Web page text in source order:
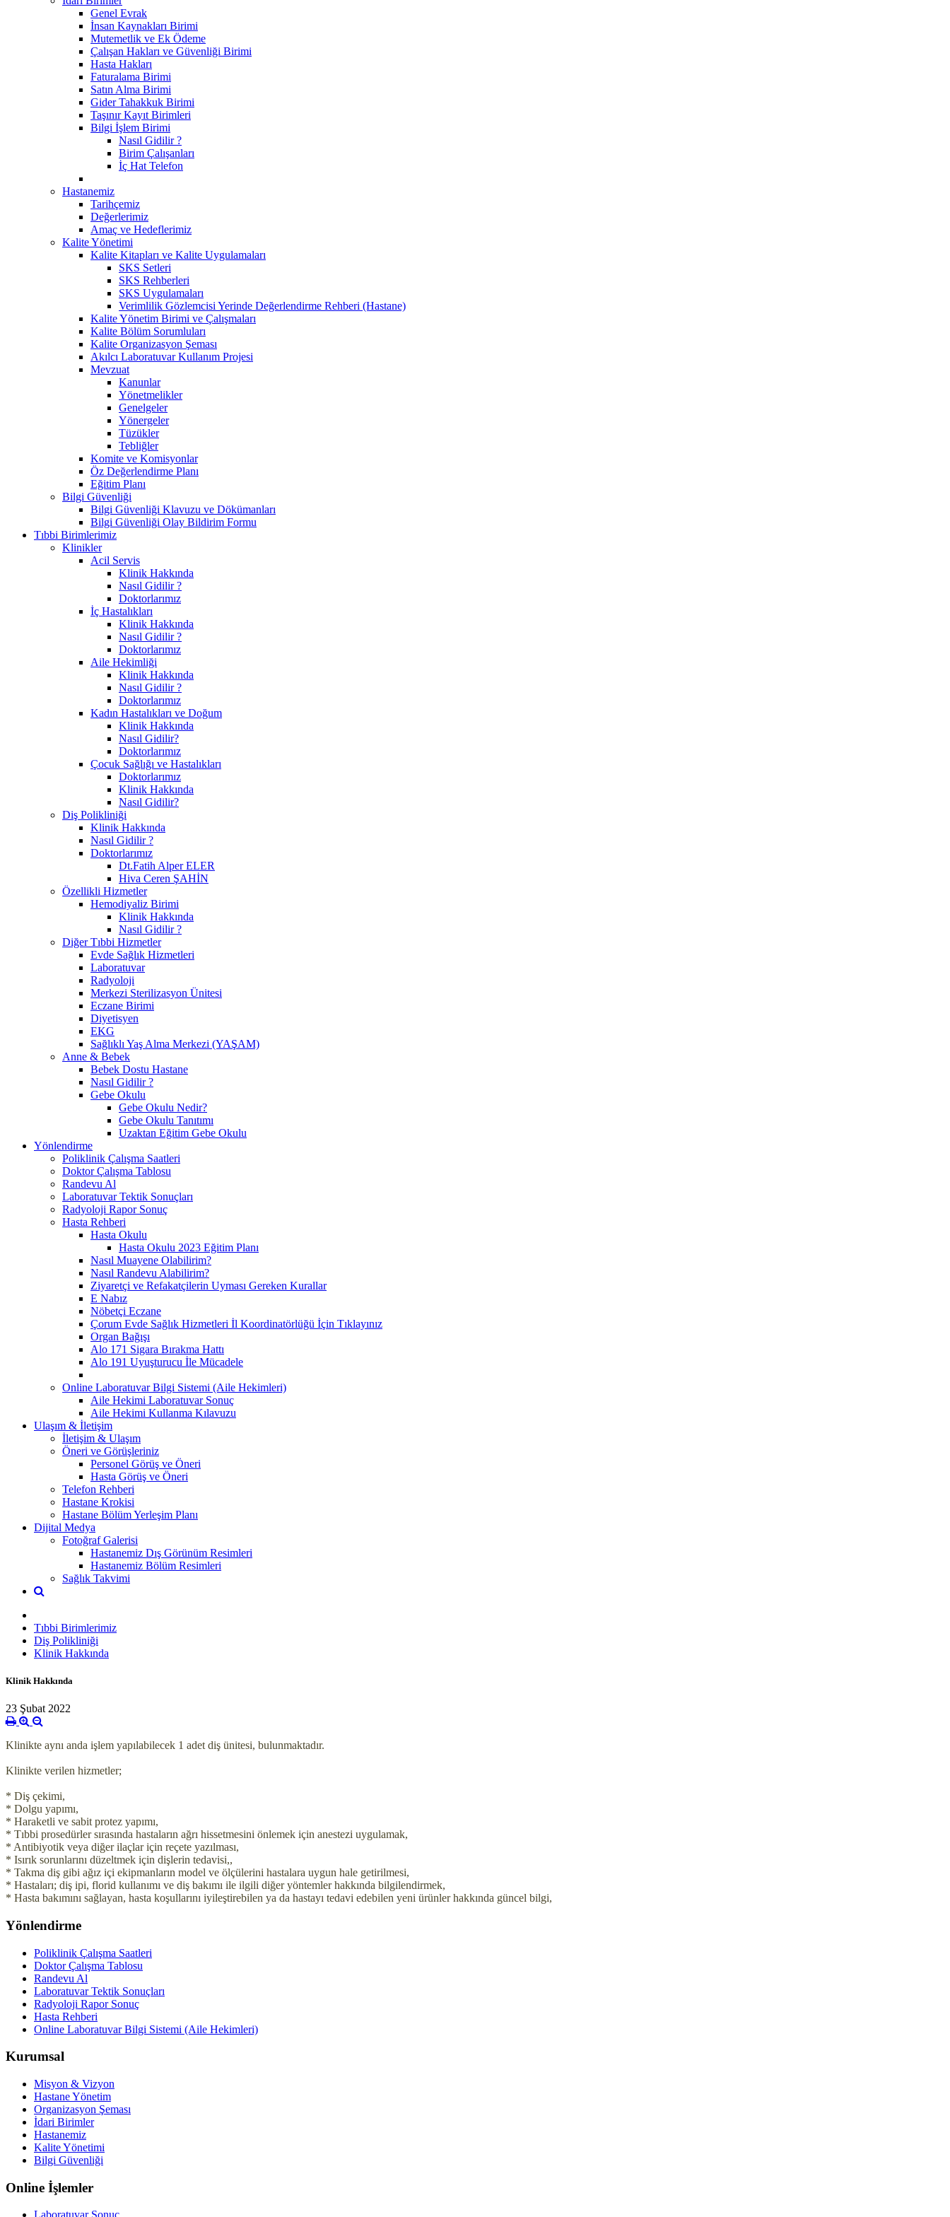
Genel Evrak
İnsan Kaynakları Birimi
Mutemetlik ve Ek Ödeme
Çalışan Hakları ve Güvenliği Birimi
Hasta Hakları
Faturalama Birimi
Satın Alma Birimi
Gider Tahakkuk Birimi
Taşınır Kayıt Birimleri
Bilgi İşlem Birimi
Nasıl Gidilir ?
Birim Çalışanları
İç Hat Telefon
Hastanemiz
Tarihçemiz
Değerlerimiz
Amaç ve Hedeflerimiz
Kalite Yönetimi
Kalite Kitapları ve Kalite Uygulamaları
SKS Setleri
SKS Rehberleri
SKS Uygulamaları
Verimlilik Gözlemcisi Yerinde Değerlendirme Rehberi (Hastane)
Kalite Yönetim Birimi ve Çalışmaları
Kalite Bölüm Sorumluları
Kalite Organizasyon Şeması
Akılcı Laboratuvar Kullanım Projesi
Mevzuat
Kanunlar
Yönetmelikler
Genelgeler
Yönergeler
Tüzükler
Tebliğler
Komite ve Komisyonlar
Öz Değerlendirme Planı
Eğitim Planı
Bilgi Güvenliği
Bilgi Güvenliği Klavuzu ve Dökümanları
Bilgi Güvenliği Olay Bildirim Formu
Tıbbi Birimlerimiz
Klinikler
Acil Servis
Klinik Hakkında
Nasıl Gidilir ?
Doktorlarımız
İç Hastalıkları
Klinik Hakkında
Nasıl Gidilir ?
Doktorlarımız
Aile Hekimliği
Klinik Hakkında
Nasıl Gidilir ?
Doktorlarımız
Kadın Hastalıkları ve Doğum
Klinik Hakkında
Nasıl Gidilir?
Doktorlarımız
Çocuk Sağlığı ve Hastalıkları
Doktorlarımız
Klinik Hakkında
Nasıl Gidilir?
Diş Polikliniği
Klinik Hakkında
Nasıl Gidilir ?
Doktorlarımız
Dt.Fatih Alper ELER
Hiva Ceren ŞAHİN
Özellikli Hizmetler
Hemodiyaliz Birimi
Klinik Hakkında
Nasıl Gidilir ?
Diğer Tıbbi Hizmetler
Evde Sağlık Hizmetleri
Laboratuvar
Radyoloji
Merkezi Sterilizasyon Ünitesi
Eczane Birimi
Diyetisyen
EKG
Sağlıklı Yaş Alma Merkezi (YAŞAM)
Anne & Bebek
Bebek Dostu Hastane
Nasıl Gidilir ?
Gebe Okulu
Gebe Okulu Nedir?
Gebe Okulu Tanıtımı
Uzaktan Eğitim Gebe Okulu
Yönlendirme
Poliklinik Çalışma Saatleri
Doktor Çalışma Tablosu
Randevu Al
Laboratuvar Tektik Sonuçları
Radyoloji Rapor Sonuç
Hasta Rehberi
Hasta Okulu
Hasta Okulu 2023 Eğitim Planı
Nasıl Muayene Olabilirim?
Nasıl Randevu Alabilirim?
Ziyaretçi ve Refakatçilerin Uyması Gereken Kurallar
E Nabız
Nöbetçi Eczane
Çorum Evde Sağlık Hizmetleri İl Koordinatörlüğü İçin Tıklayınız
Organ Bağışı
Alo 171 Sigara Bırakma Hattı
Alo 191 Uyuşturucu İle Mücadele
Online Laboratuvar Bilgi Sistemi (Aile Hekimleri)
Aile Hekimi Laboratuvar Sonuç
Aile Hekimi Kullanma Kılavuzu
Ulaşım & İletişim
İletişim & Ulaşım
Öneri ve Görüşleriniz
Personel Görüş ve Öneri
Hasta Görüş ve Öneri
Telefon Rehberi
Hastane Krokisi
Hastane Bölüm Yerleşim Planı
Dijital Medya
Fotoğraf Galerisi
Hastanemiz Dış Görünüm Resimleri
Hastanemiz Bölüm Resimleri
Sağlık Takvimi
Tıbbi Birimlerimiz
Diş Polikliniği
Klinik Hakkında
Klinik Hakkında
23 Şubat 2022
Klinikte aynı anda işlem yapılabilecek 1 adet diş ünitesi, bulunmaktadır.
Klinikte verilen hizmetler;
* Diş çekimi,
* Dolgu yapımı,
* Haraketli ve sabit protez yapımı,
* Tıbbi prosedürler sırasında hastaların ağrı hissetmesini önlemek için anestezi uygulamak,
* Antibiyotik veya diğer ilaçlar için reçete yazılması,
* Isırık sorunlarını düzeltmek için dişlerin tedavisi,,
* Takma diş gibi ağız içi ekipmanların model ve ölçülerini hastalara uygun hale getirilmesi,
* Hastaları; diş ipi, florid kullanımı ve diş bakımı ile ilgili diğer yöntemler hakkında bilgilendirmek,
* Hasta bakımını sağlayan, hasta koşullarını iyileştirebilen ya da hastayı tedavi edebilen yeni ürünler hakkında güncel bilgi,
Yönlendirme
Poliklinik Çalışma Saatleri
Doktor Çalışma Tablosu
Randevu Al
Laboratuvar Tektik Sonuçları
Radyoloji Rapor Sonuç
Hasta Rehberi
Online Laboratuvar Bilgi Sistemi (Aile Hekimleri)
Kurumsal
Misyon & Vizyon
Hastane Yönetim
Organizasyon Şeması
İdari Birimler
Hastanemiz
Kalite Yönetimi
Bilgi Güvenliği
Online İşlemler